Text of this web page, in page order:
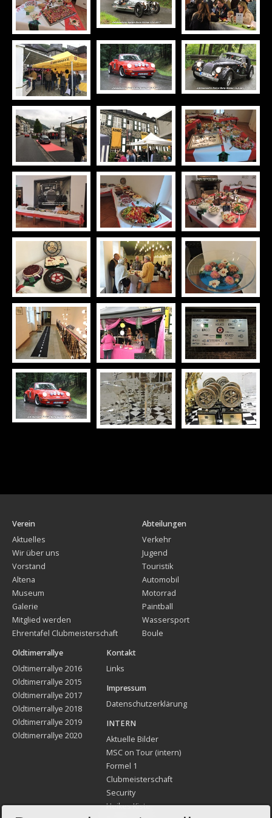
Verein
Aktuelles
Wir über uns
Vorstand
Altena
Museum
Galerie
Mitglied werden
Ehrentafel Clubmeisterschaft
Abteilungen
Verkehr
Jugend
Touristik
Automobil
Motorrad
Paintball
Wassersport
Boule
Oldtimerrallye
Oldtimerrallye 2016
Oldtimerrallye 2015
Oldtimerrallye 2017
Oldtimerrallye 2018
Oldtimerrallye 2019
Oldtimerrallye 2020
Kontakt
Links
Impressum
Datenschutzerklärung
INTERN
Aktuelle Bilder
MSC on Tour (intern)
Formel 1
Clubmeisterschaft
Security
Heikes Kiste